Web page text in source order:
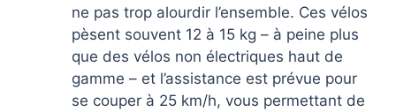
ne pas trop alourdir l’ensemble. Ces vélos
pèsent souvent 12 à 15 kg – à peine plus
que des vélos non électriques haut de
gamme – et l’assistance est prévue pour
se couper à 25 km/h, vous permettant de